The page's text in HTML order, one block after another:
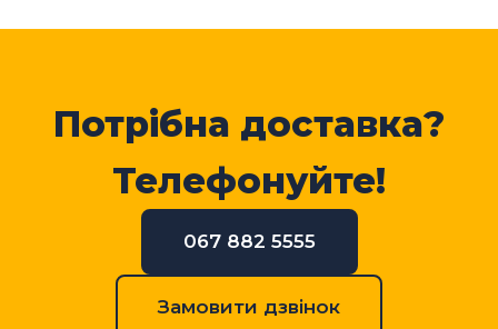
Потрібна доставка?
Телефонуйте!
067 882 5555
Замовити дзвінок